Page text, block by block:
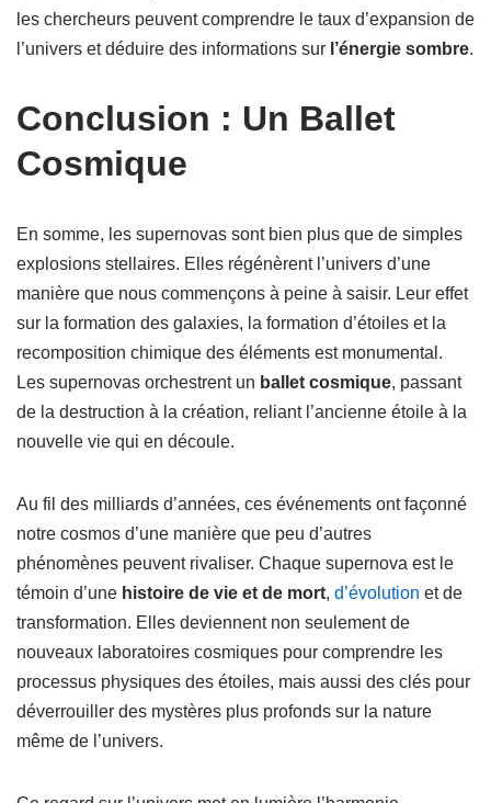
les chercheurs peuvent comprendre le taux d’expansion de
l’univers et déduire des informations sur l’énergie sombre.
Conclusion : Un Ballet
Cosmique
En somme, les supernovas sont bien plus que de simples
explosions stellaires. Elles régénèrent l’univers d’une
manière que nous commençons à peine à saisir. Leur effet
sur la formation des galaxies, la formation d’étoiles et la
recomposition chimique des éléments est monumental.
Les supernovas orchestrent un ballet cosmique, passant
de la destruction à la création, reliant l’ancienne étoile à la
nouvelle vie qui en découle.
Au fil des milliards d’années, ces événements ont façonné
notre cosmos d’une manière que peu d’autres
phénomènes peuvent rivaliser. Chaque supernova est le
témoin d’une histoire de vie et de mort, d’évolution et de
transformation. Elles deviennent non seulement de
nouveaux laboratoires cosmiques pour comprendre les
processus physiques des étoiles, mais aussi des clés pour
déverrouiller des mystères plus profonds sur la nature
même de l’univers.